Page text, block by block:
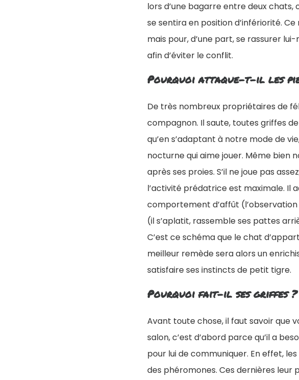
lors d’une bagarre entre deux
se sentira en position d’infériorité.
mais pour, d’une part, se rassurer
afin d’éviter le conflit.
Pourquoi attaque-t-il les
De très nombreux propriétaires de
compagnon. Il saute, toutes griffes
qu’en s’adaptant à notre mode de
nocturne qui aime jouer. Même bien
après ses proies. S’il ne joue pas
l’activité prédatrice est maximale. Il
comportement d’affût
(il s’aplatit, rassemble ses pattes
C’est ce schéma que le chat
meilleur remède sera alors un
satisfaire ses instincts de petit tigre.
Pourquoi fait-il ses griffes ?
Avant toute chose, il faut savoir que
salon, c’est d’abord parce qu’il a
pour lui de communiquer. En effet,
des phéromones. Ces dernières leur